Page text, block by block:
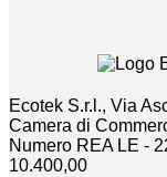
Ecotek S.r.l., Via
Camera di
Numero REA LE -
10.400,00